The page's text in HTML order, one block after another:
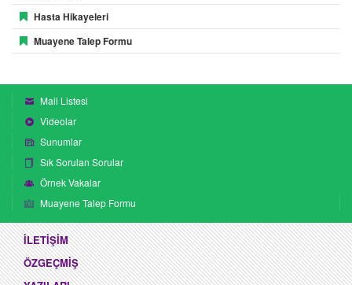
Hasta Hikayeleri
Muayene Talep Formu
Mail Listesi
Videolar
Sunumlar
Sık Sorulan Sorular
Örnek Vakalar
Muayene Talep Formu
İLETİŞİM
ÖZGEÇMİŞ